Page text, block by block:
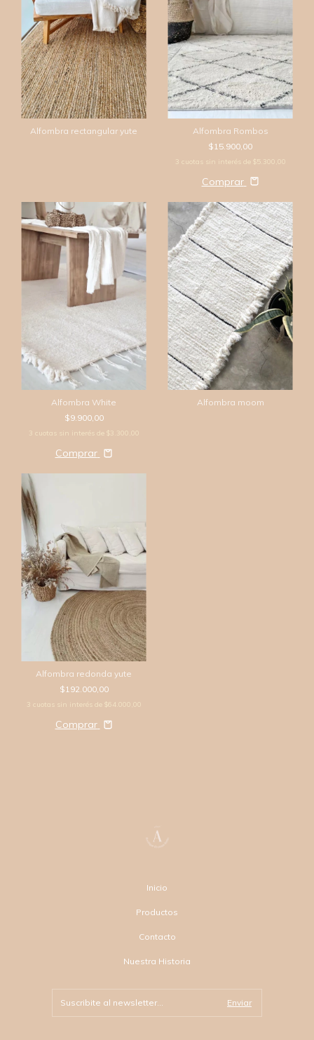
Alfombra rectangular yute
Alfombra Rombos
$15.900,00
3 cuotas sin interés de $5.300,00
Comprar
Alfombra White
$9.900,00
3 cuotas sin interés de $3.300,00
Comprar
Alfombra moom
Alfombra redonda yute
$192.000,00
3 cuotas sin interés de $64.000,00
Comprar
Inicio
Productos
Contacto
Nuestra Historia